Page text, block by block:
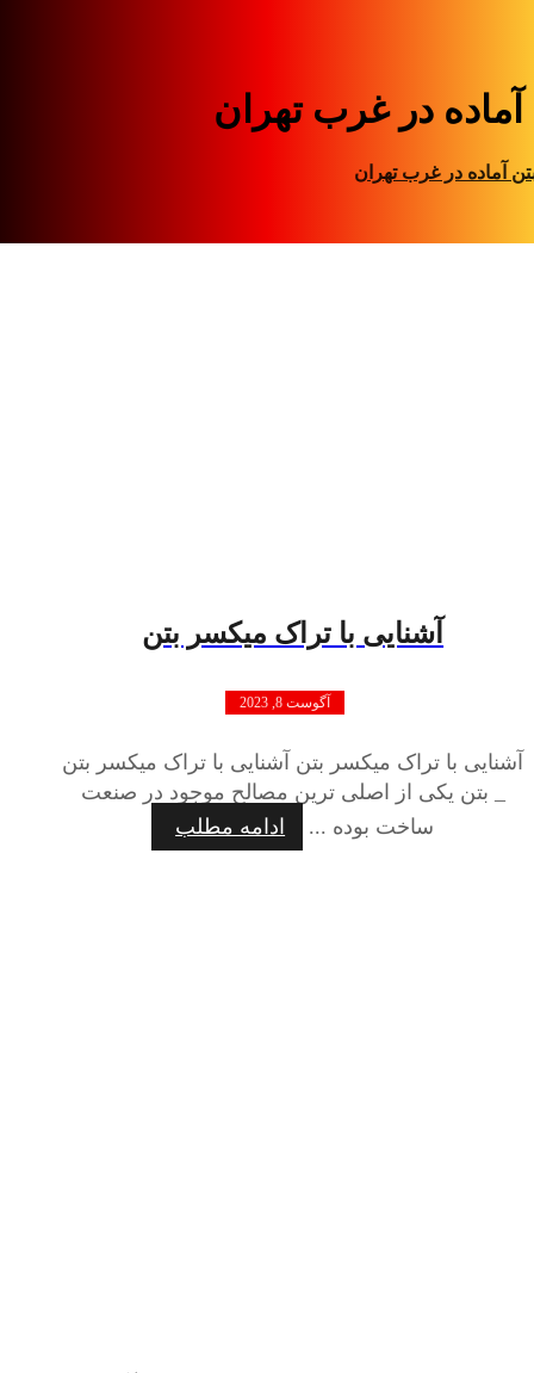
آماده در غرب تهران
آماده در غرب تهران
آشنایی با تراک میکسر بتن
آگوست 8, 2023
آشنایی با تراک میکسر بتن آشنایی با تراک میکسر بتن
_ بتن یکی از اصلی ترین مصالح موجود در صنعت
ساخت بوده ...
ادامه مطلب